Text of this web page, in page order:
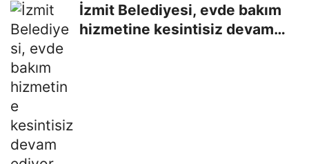
İzmit Belediyesi, evde bakım
hizmetine kesintisiz devam